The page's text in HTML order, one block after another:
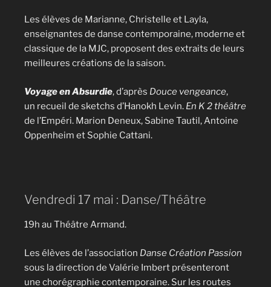
Les élèves de Marianne, Christelle et Layla,
enseignantes de danse contemporaine, moderne et
classique de la MJC, proposent des extraits de leurs
meilleures créations de la saison.
Voyage en Absurdie, d’après Douce vengeance,
un recueil de sketchs d’Hanokh Levin. En K 2 théâtre
de l’Empéri. Marion Deneux, Sabine Tautil, Antoine
Oppenheim et Sophie Cattani.
Vendredi 17 mai : Danse/Théâtre
19h au Théâtre Armand.
Les élèves de l’association Danse Création Passion
sous la direction de Valérie Imbert présenteront
une chorégraphie contemporaine. Sur les routes